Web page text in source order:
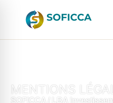
MENTIONS
SOFICCA / LBA